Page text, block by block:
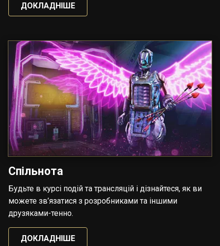
ДОКЛАДНІШЕ
Спільнота
Будьте в курсі подій та трансляцій і дізнайтеся, як ви
можете зв’язатися з розробниками та іншими
друзяками-тенно.
ДОКЛАДНІШЕ